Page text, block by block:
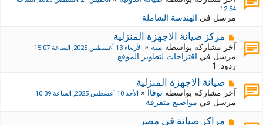
ة
ج
د
ي
د
ة
ا
ك
ة
ج
د
ي
د
ة
12:54
مرسل في الهندسة الشاملة
م
ش
ر
ك
ة
ج
د
ي
د
مركز صيانة الاجهزة المنزلية
آخر مشاركة بواسطة منة« الأربعاء 13 أغسطس 2025, الساعة 15:07
مرسل في اقتراحات لتطوير الموقع
ردود: 1
م
ش
ر
ك
صيانة الاجهزة المنزلية
آخر مشاركة بواسطة نوفاا« الأحد 10 أغسطس 2025, الساعة 10:39
مرسل في مواضيع متفرقة
م مراكز صيانة في مصر